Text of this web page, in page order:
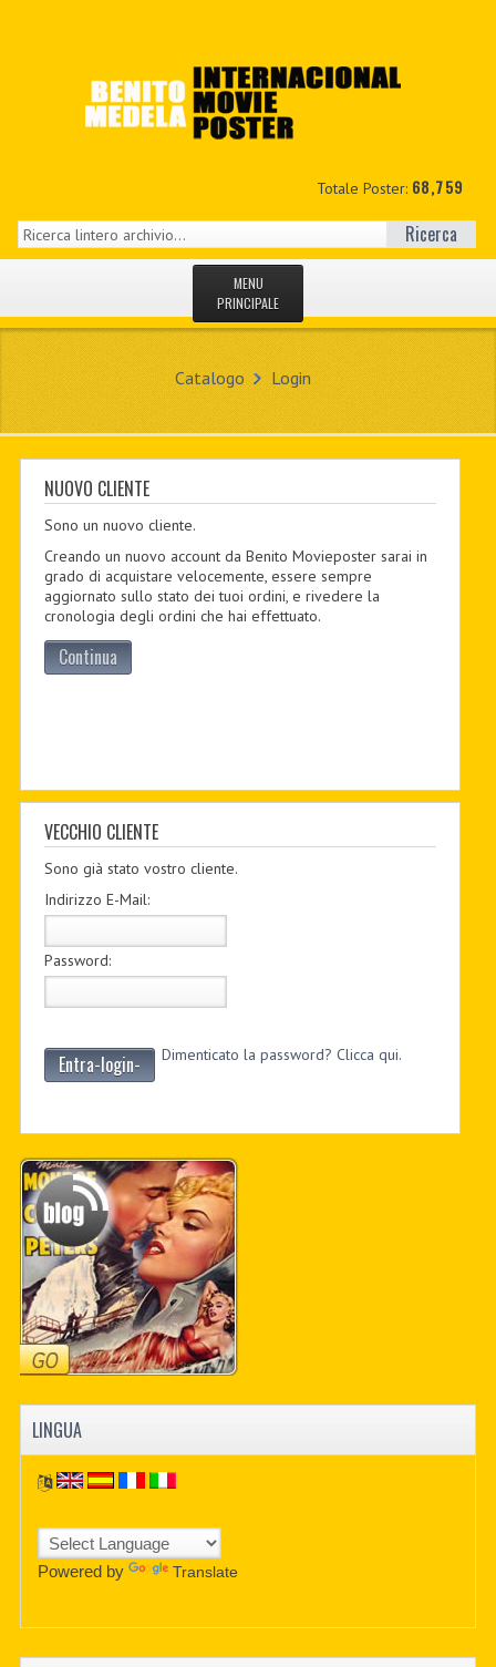
Totale Poster: 68,759
Ricerca
MENU
PRINCIPALE
NUOVI
IL MIO CONTO
CUSTOM PDF
Catalogo Login
NUOVO CLIENTE
Sono un nuovo cliente.
Creando un nuovo account da Benito Movieposter sarai in
grado di acquistare velocemente, essere sempre
aggiornato sullo stato dei tuoi ordini, e rivedere la
cronologia degli ordini che hai effettuato.
Continua
VECCHIO CLIENTE
Sono già stato vostro cliente.
Indirizzo E-Mail:
Password:
Entra-login- Dimenticato la password? Clicca qui.
LINGUA
Powered by Translate